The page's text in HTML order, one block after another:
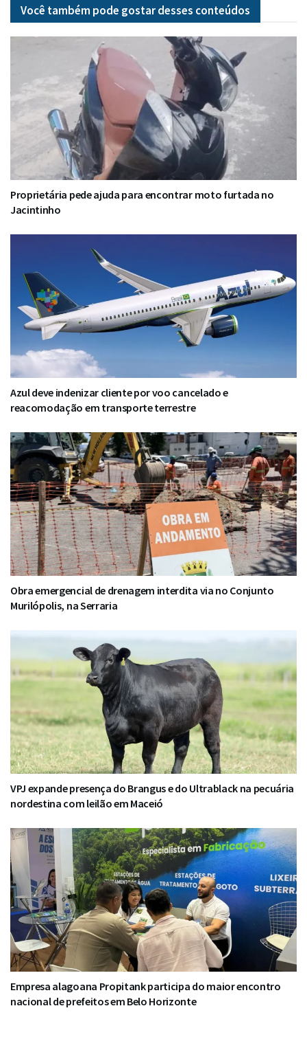
Você também pode gostar desses conteúdos
Proprietária pede ajuda para encontrar moto furtada no
Jacintinho
Azul deve indenizar cliente por voo cancelado e
reacomodação em transporte terrestre
Obra emergencial de drenagem interdita via no Conjunto
Murilópolis, na Serraria
VPJ expande presença do Brangus e do Ultrablack na pecuária
nordestina com leilão em Maceió
Empresa alagoana Propitank participa do maior encontro
nacional de prefeitos em Belo Horizonte